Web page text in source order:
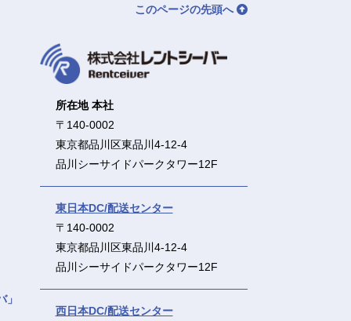
このページの先頭へ
所在地 本社
〒140-0002
東京都品川区東品川4-12-4
品川シーサイドパークタワー12F
東日本DC/配送センター
〒140-0002
東京都品川区東品川4-12-4
品川シーサイドパークタワー12F
西日本DC/配送センター